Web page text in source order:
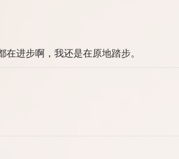
进步啊，我还是在原地踏步。